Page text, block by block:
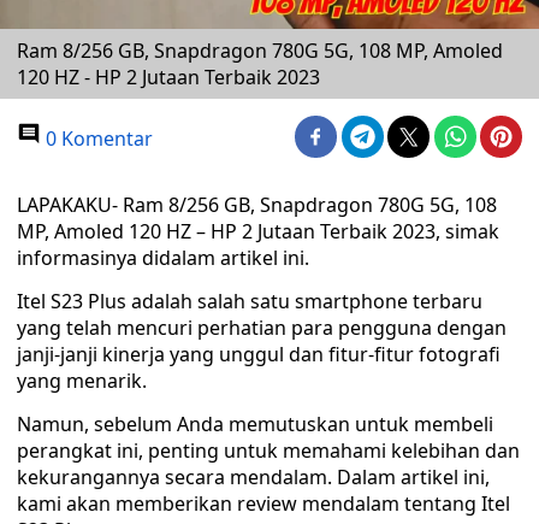
Ram 8/256 GB, Snapdragon 780G 5G, 108 MP, Amoled
120 HZ - HP 2 Jutaan Terbaik 2023
0 Komentar
LAPAKAKU- Ram 8/256 GB, Snapdragon 780G 5G, 108
MP, Amoled 120 HZ – HP 2 Jutaan Terbaik 2023, simak
informasinya didalam artikel ini.
Itel S23 Plus adalah salah satu smartphone terbaru
yang telah mencuri perhatian para pengguna dengan
janji-janji kinerja yang unggul dan fitur-fitur fotografi
yang menarik.
Namun, sebelum Anda memutuskan untuk membeli
perangkat ini, penting untuk memahami kelebihan dan
kekurangannya secara mendalam. Dalam artikel ini,
kami akan memberikan review mendalam tentang Itel